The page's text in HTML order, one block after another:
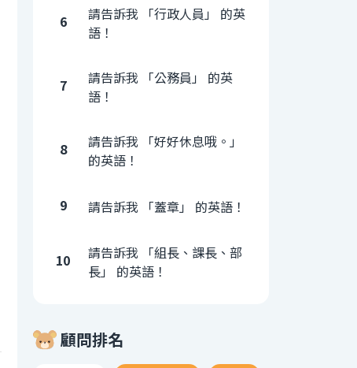
6
請告訴我 「行政人員」 的英
語！
7
請告訴我 「公務員」 的英
語！
8
請告訴我 「好好休息哦。」
的英語！
9 請告訴我 「蓋章」 的英語！
10
請告訴我 「組長、課長、部
長」 的英語！
顧問排名